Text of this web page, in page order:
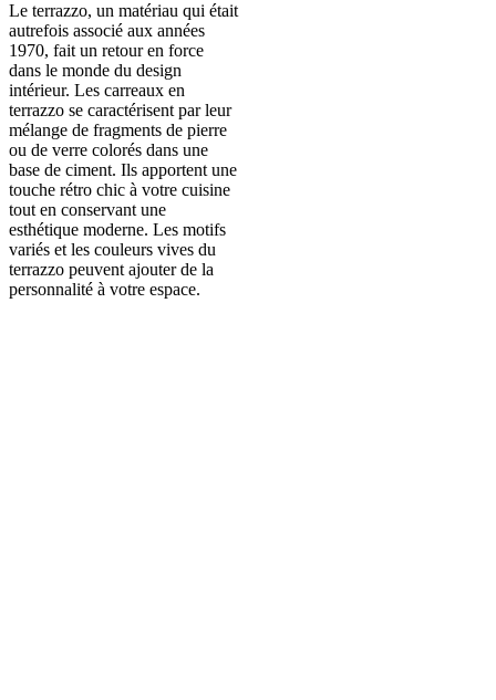
Le terrazzo, un matériau qui était
autrefois associé aux années
1970, fait un retour en force
dans le monde du design
intérieur. Les carreaux en
terrazzo se caractérisent par leur
mélange de fragments de pierre
ou de verre colorés dans une
base de ciment. Ils apportent une
touche rétro chic à votre cuisine
tout en conservant une
esthétique moderne. Les motifs
variés et les couleurs vives du
terrazzo peuvent ajouter de la
personnalité à votre espace.